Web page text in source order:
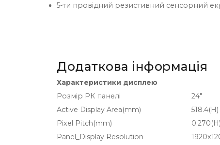
5-ти провідний резистивний сенсорний
Додаткова інформація
Характеристики дисплею
Розмір РК панелі
24"
Active Display Area(mm)
Pixel Pitch(mm)
Panel_Display Resolution